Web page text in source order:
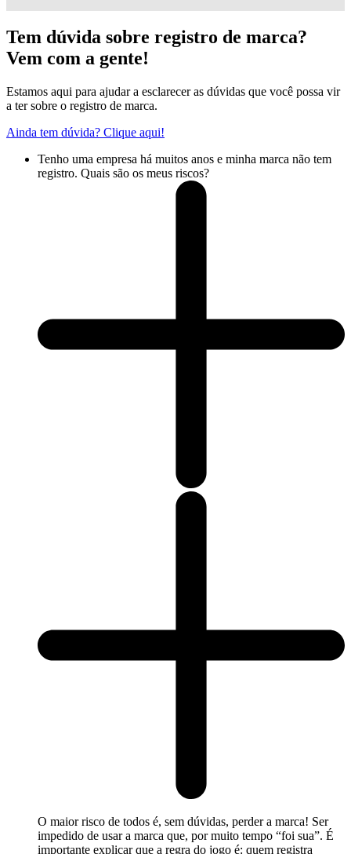
Tem dúvida sobre registro de marca?
Vem com a gente!
Estamos aqui para ajudar a esclarecer as dúvidas que você possa vir
a ter sobre o registro de marca.
Ainda tem dúvida? Clique aqui!
Tenho uma empresa há muitos anos e minha marca não tem
registro. Quais são os meus riscos?
O maior risco de todos é, sem dúvidas, perder a marca! Ser
impedido de usar a marca que, por muito tempo “foi sua”. É
importante explicar que a regra do jogo é: quem registra